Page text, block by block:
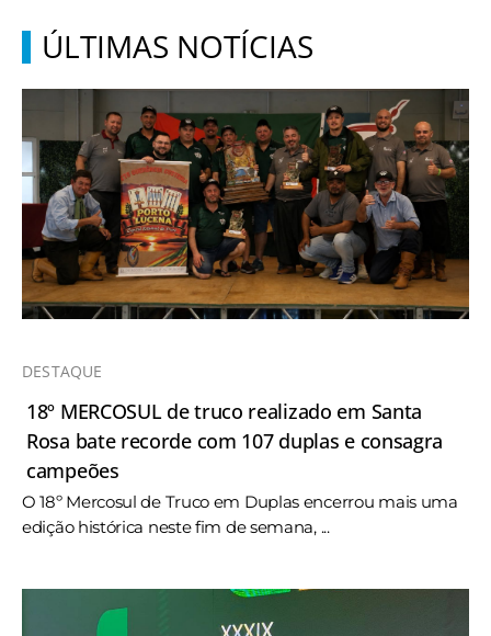
ÚLTIMAS NOTÍCIAS
DESTAQUE
18º MERCOSUL de truco realizado em Santa
Rosa bate recorde com 107 duplas e consagra
campeões
O 18º Mercosul de Truco em Duplas encerrou mais uma
edição histórica neste fim de semana, ...